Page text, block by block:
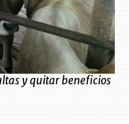
y quitar beneficios